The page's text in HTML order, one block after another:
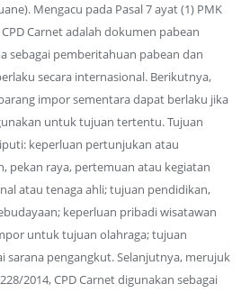
Mengacu pada Pasal 7 ayat (1) PMK
Carnet adalah dokumen pabean
sebagai pemberitahuan pabean dan
secara internasional. Berikutnya,
impor sementara dapat berlaku jika
untuk tujuan tertentu. Tujuan
keperluan pertunjukan atau
pekan raya, pertemuan atau kegiatan
atau tenaga ahli; tujuan pendidikan,
keperluan pribadi wisatawan
untuk tujuan olahraga; tujuan
sarana pengangkut. Selanjutnya, merujuk
2014, CPD Carnet digunakan sebagai